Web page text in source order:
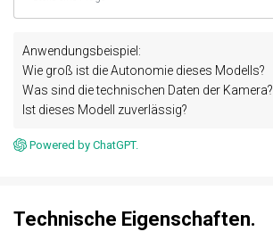
Anwendungsbeispiel:
Wie groß ist die Autonomie dieses Modells?
Was sind die technischen Daten der Kamera?
Ist dieses Modell zuverlässig?
Powered by ChatGPT.
Technische Eigenschaften.